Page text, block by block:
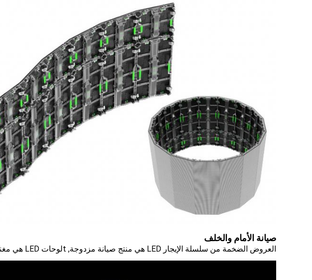
صيانة الأمام والخلف
العروض الضخمة من سلسلة الإيجار LED هي منتج صيانة مزدوجة , t لوحات LED هي مغناطيسية ويمكن إزالتها بالأدوات من الجانب الأمامي في 5 ثوان.